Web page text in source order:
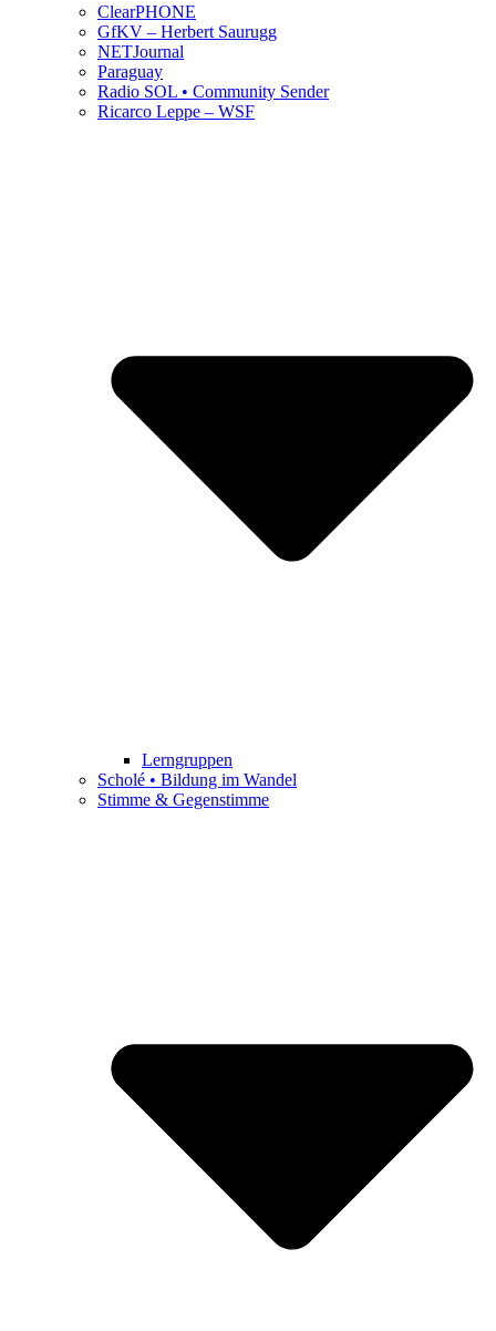
ClearPHONE
GfKV – Herbert Saurugg
NETJournal
Paraguay
Radio SOL • Community Sender
Ricarco Leppe – WSF
Lerngruppen
Scholé • Bildung im Wandel
Stimme & Gegenstimme